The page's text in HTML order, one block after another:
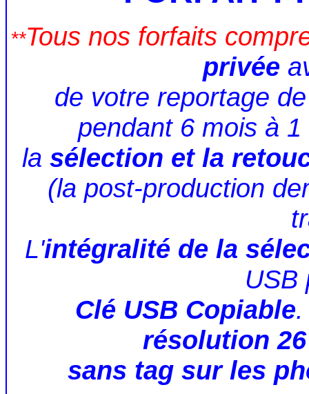
**Tous nos forfaits
privée
de votre reportage
pendant 6 mois à
la sélection et la
(la post-production
L'intégralité de la
USB
Clé USB Copiable
résolution
sans tag sur les